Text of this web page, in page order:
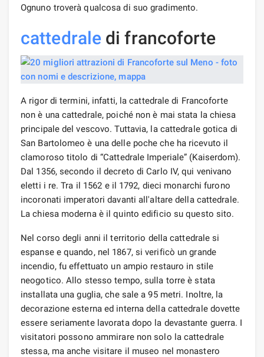
Ognuno troverà qualcosa di suo gradimento.
cattedrale di francoforte
A rigor di termini, infatti, la cattedrale di Francoforte
non è una cattedrale, poiché non è mai stata la chiesa
principale del vescovo. Tuttavia, la cattedrale gotica di
San Bartolomeo è una delle poche che ha ricevuto il
clamoroso titolo di “Cattedrale Imperiale” (Kaiserdom).
Dal 1356, secondo il decreto di Carlo IV, qui venivano
eletti i re. Tra il 1562 e il 1792, dieci monarchi furono
incoronati imperatori davanti all'altare della cattedrale.
La chiesa moderna è il quinto edificio su questo sito.
Nel corso degli anni il territorio della cattedrale si
espanse e quando, nel 1867, si verificò un grande
incendio, fu effettuato un ampio restauro in stile
neogotico. Allo stesso tempo, sulla torre è stata
installata una guglia, che sale a 95 metri. Inoltre, la
decorazione esterna ed interna della cattedrale dovette
essere seriamente lavorata dopo la devastante guerra. I
visitatori possono ammirare non solo la cattedrale
stessa, ma anche visitare il museo nel monastero